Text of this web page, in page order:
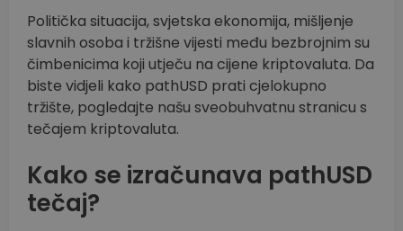
Politička situacija, svjetska ekonomija, mišljenje
slavnih osoba i tržišne vijesti među bezbrojnim su
čimbenicima koji utječu na cijene kriptovaluta. Da
biste vidjeli kako pathUSD prati cjelokupno
tržište, pogledajte našu sveobuhvatnu stranicu s
tečajem kriptovaluta.
Kako se izračunava pathUSD
tečaj?